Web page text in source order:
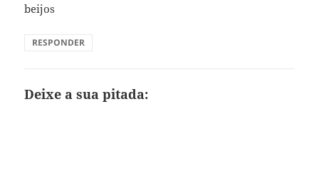
beijos
RESPONDER
Deixe a sua pitada: